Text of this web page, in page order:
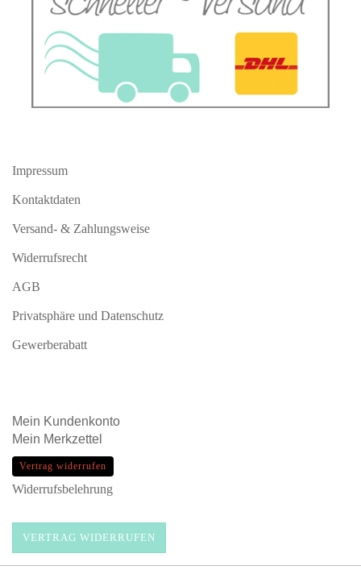
Impressum
Kontaktdaten
Versand- & Zahlungsweise
Widerrufsrecht
AGB
Privatsphäre und Datenschutz
Gewerberabatt
Mein Kundenkonto
Mein Merkzettel
Vertrag widerrufen
Widerrufsbelehrung
VERTRAG WIDERRUFEN